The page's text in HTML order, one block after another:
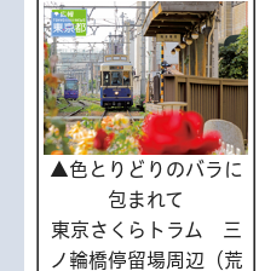
▲色とりどりのバラに
包まれて
東京さくらトラム 三
ノ輪橋停留場周辺（荒